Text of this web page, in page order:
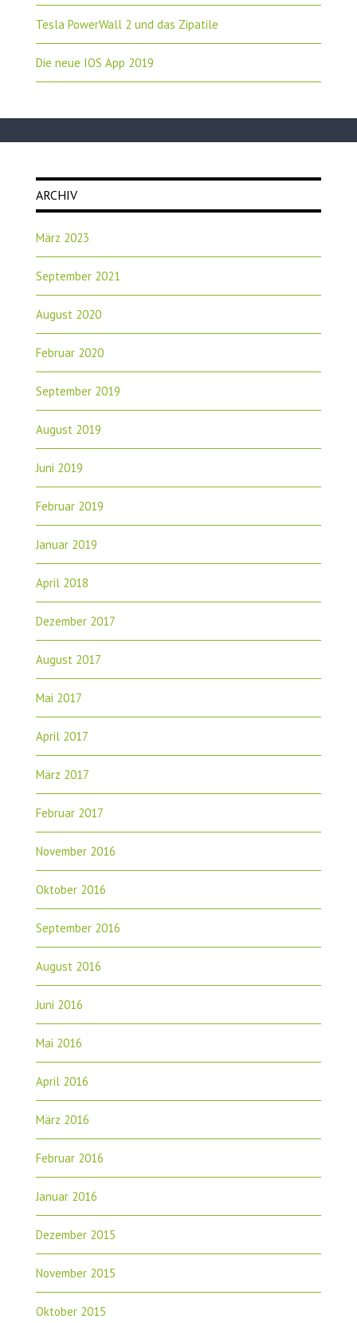
Tesla PowerWall 2 und das Zipatile
Die neue IOS App 2019
ARCHIV
März 2023
September 2021
August 2020
Februar 2020
September 2019
August 2019
Juni 2019
Februar 2019
Januar 2019
April 2018
Dezember 2017
August 2017
Mai 2017
April 2017
März 2017
Februar 2017
November 2016
Oktober 2016
September 2016
August 2016
Juni 2016
Mai 2016
April 2016
März 2016
Februar 2016
Januar 2016
Dezember 2015
November 2015
Oktober 2015